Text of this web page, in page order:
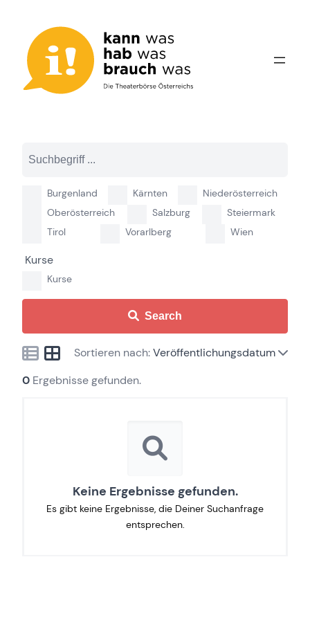
springen
Burgenland Kärnten
Niederösterreich
Oberösterreich
Salzburg
Steiermark
Tirol
Vorarlberg Wien
Kurse
Kurse
Search
Sortieren nach:Veröffentlichungsdatum
0 Ergebnisse gefunden.
Keine Ergebnisse gefunden.
Es gibt keine Ergebnisse, die Deiner Suchanfrage
entsprechen.